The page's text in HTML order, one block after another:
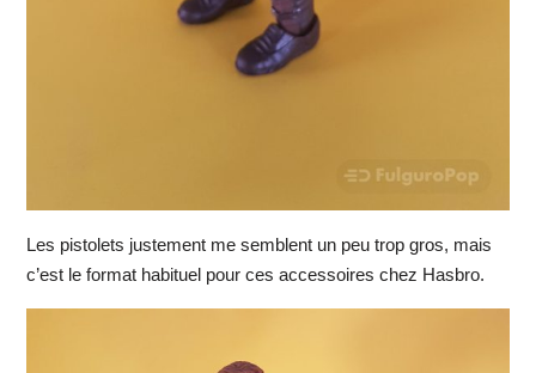
Les pistolets justement me semblent un peu trop gros, mais
c’est le format habituel pour ces accessoires chez Hasbro.